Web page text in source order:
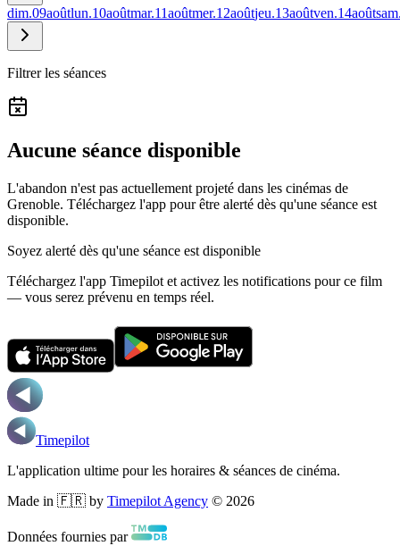
dim.09aoûtlun.10aoûtmar.11aoûtmer.12aoûtjeu.13aoûtven.14août
Filtrer les séances
Aucune séance disponible
L'abandon n'est pas actuellement projeté dans les cinémas de
Grenoble. Téléchargez l'app pour être alerté dès qu'une séance est
disponible.
Soyez alerté dès qu'une séance est disponible
Téléchargez l'app Timepilot et activez les notifications pour ce film
— vous serez prévenu en temps réel.
Timepilot
L'application ultime pour les horaires & séances de cinéma.
Made in 🇫🇷 by Timepilot Agency © 2026
Données fournies par